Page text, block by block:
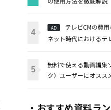
AD
テレビCMの費
ネット時代におけるテ
無料で使える動画編集
ク）ユーザーにオスス